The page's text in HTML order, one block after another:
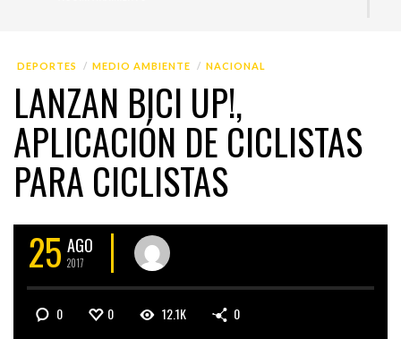
DEPORTES MEDIO AMBIENTE NACIONAL
LANZAN BICI UP!,
APLICACIÓN DE CICLISTAS
PARA CICLISTAS
25 AGO
2017
0 0 12.1K 0